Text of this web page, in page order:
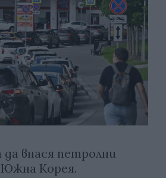
да внася петролни
Корея.